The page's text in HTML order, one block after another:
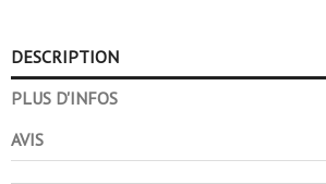
DESCRIPTION
PLUS D'INFOS
AVIS